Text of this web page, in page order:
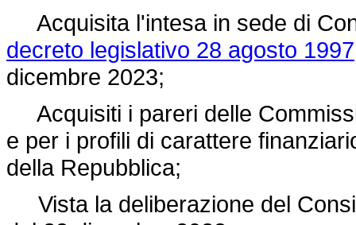
Acquisita l'intesa in sede di
decreto legislativo 28 agosto
dicembre 2023;
Acquisiti i pareri delle
e per i profili di carattere
della Repubblica;
Vista la deliberazione del